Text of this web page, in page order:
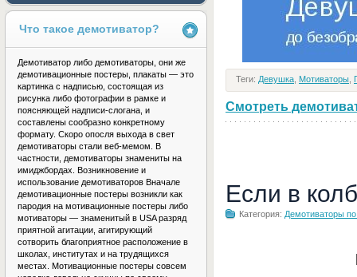
Теги: Девушка Мотиваторы
Смотреть
Если в
Категория: Демотиваторы
Что такое демотиватор?
Демотиватор либо демотиваторы, они же
демотивационные постеры, плакаты — это
картинка с надписью, состоящая из
рисунка либо фотографии в рамке и
поясняющей надписи-слогана, и
составлены сообразно конкретному
формату. Скоро опосля выхода в свет
демотиваторы стали веб-мемом. В
частности, демотиваторы знамениты на
имиджбордах. Возникновение и
использование демотиваторов Вначале
демотивационные постеры возникли как
пародия на мотивационные постеры либо
мотиваторы — знаменитый в USA разряд
приятной агитации, агитирующий
сотворить благоприятное расположение в
школах, институтах и на трудящихся
местах. Мотивационные постеры совсем